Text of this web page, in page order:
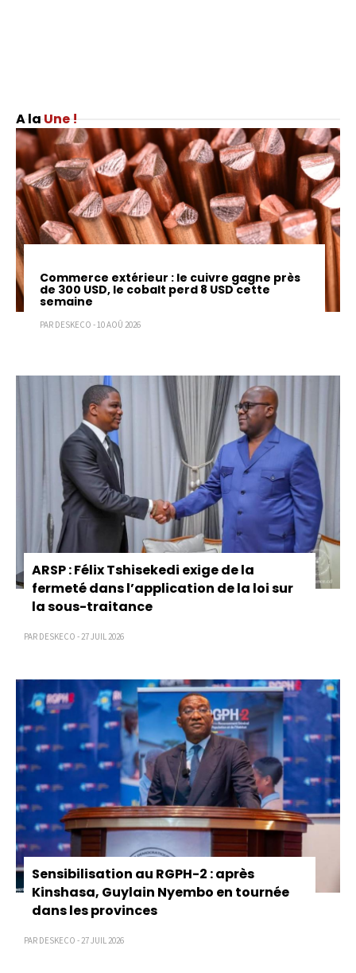
Une !
Commerce extérieur : le cuivre gagne près
de 300 USD, le cobalt perd 8 USD cette
semaine
PAR DESKECO - 10 AOÛ 2026
ARSP : Félix Tshisekedi exige de la
fermeté dans l’application de la loi sur
la sous-traitance
PAR DESKECO - 27 JUIL 2026
Sensibilisation au RGPH-2 : après
Kinshasa, Guylain Nyembo en tournée
dans les provinces
PAR DESKECO - 27 JUIL 2026
Pagination